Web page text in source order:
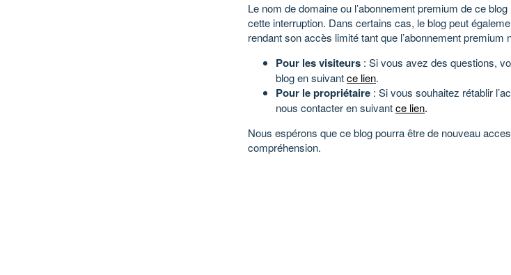
Le nom de domaine ou l’abonnement premium de ce
cette interruption. Dans certains cas, le blog peut
rendant son accès limité tant que l’abonnement premium
Pour les visiteurs : Si vous avez des questions,
blog en suivantce lien.
Pour le propriétaire : Si vous souhaitez rétablir
nous contacter en suivantce lien.
Nous espérons que ce blog pourra être de nouveau
compréhension.